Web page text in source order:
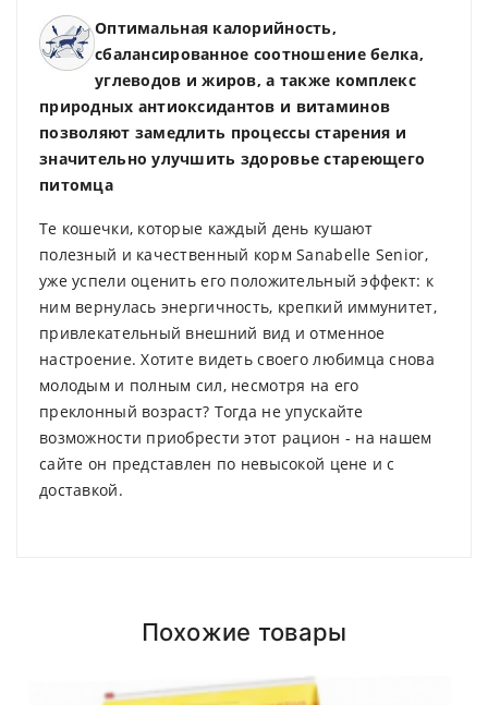
Оптимальная калорийность,
сбалансированное соотношение белка,
углеводов и жиров, а также комплекс
природных антиоксидантов и витаминов
позволяют замедлить процессы старения и
значительно улучшить здоровье стареющего
питомца
Те кошечки, которые каждый день кушают
полезный и качественный корм Sanabelle Senior,
уже успели оценить его положительный эффект: к
ним вернулась энергичность, крепкий иммунитет,
привлекательный внешний вид и отменное
настроение. Хотите видеть своего любимца снова
молодым и полным сил, несмотря на его
преклонный возраст? Тогда не упускайте
возможности приобрести этот рацион - на нашем
сайте он представлен по невысокой цене и с
доставкой.
доступ к чистой воде!
Доставка осуществляется день в день
товара на складе).
Short Dress
roadthemesПохожие товары